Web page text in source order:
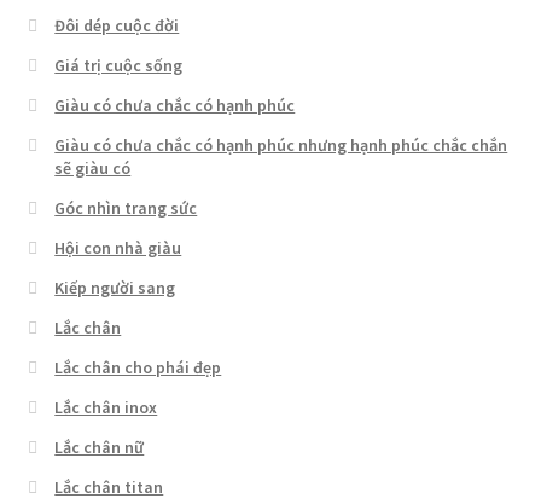
Đôi dép cuộc đời
Giá trị cuộc sống
Giàu có chưa chắc có hạnh phúc
Giàu có chưa chắc có hạnh phúc nhưng hạnh phúc chắc chắn
sẽ giàu có
Góc nhìn trang sức
Hội con nhà giàu
Kiếp người sang
Lắc chân
Lắc chân cho phái đẹp
Lắc chân inox
Lắc chân nữ
Lắc chân titan